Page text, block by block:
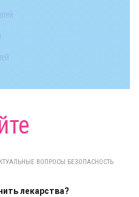
ВОПРОСЫ БЕЗОПАСНОСТЬ
лекарства?